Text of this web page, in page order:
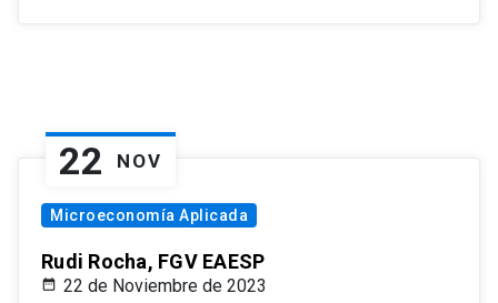
22 NOV
Microeconomía Aplicada
Rudi Rocha, FGV EAESP
22 de Noviembre de 2023